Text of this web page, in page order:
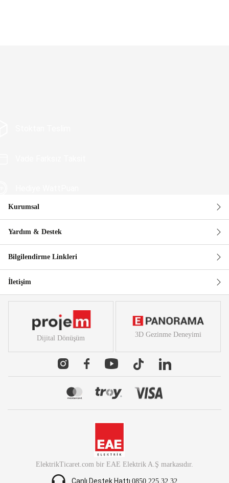
Güvenli Alışveriş
Kurumsal
Yardım & Destek
Bilgilendirme Linkleri
İletişim
Dijital Dönüşüm 3D Gezinme Deneyimi
ElektrikTicaret.com bir EAE Elektrik A.Ş markasıdır.
Canlı Destek Hattı 0850 225 32 32